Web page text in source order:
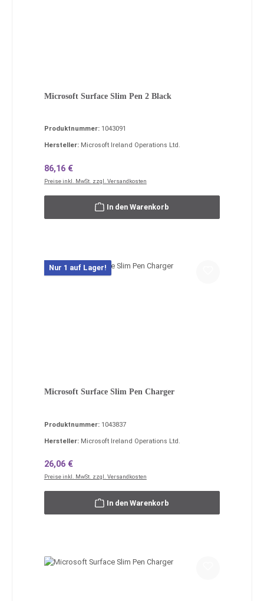
Microsoft Surface Slim Pen 2 Black
Produktnummer: 1043091
Hersteller: Microsoft Ireland Operations Ltd.
Regulärer Preis:
86,16 €
Preise inkl. MwSt. zzgl. Versandkosten
In den Warenkorb
Nur 1 auf Lager!
Microsoft Surface Slim Pen Charger
Produktnummer: 1043837
Hersteller: Microsoft Ireland Operations Ltd.
Regulärer Preis:
26,06 €
Preise inkl. MwSt. zzgl. Versandkosten
In den Warenkorb